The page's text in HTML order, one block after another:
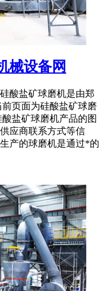
械设备网
酸盐矿球磨机是由郑
页面为硅酸盐矿球磨
盐矿球磨机产品的图
应商联系方式等信
产的球磨机是通过*的